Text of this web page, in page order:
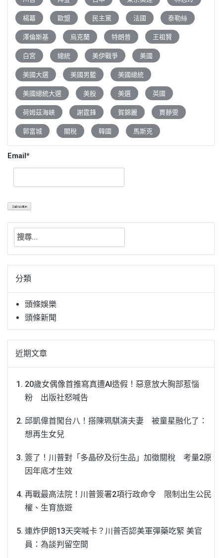
楊冪 歐盟 民主黨 法國 泰勒絲
澤倫斯基 烏克蘭 特朗普 王祖賢
白宮 總統 美伊戰爭 美國
美國大選 美國男籃 美國總統
美國總統大選 美股 美選 英國
荷姆茲海峽 謝霆鋒 賀錦麗 賈靜雯
郭富城 關稅 韓國 馬斯克
Email*
搜
關
字:分類
頭條娛樂
頭條新聞
近期文章
20歲女偶像首推寫真遭AI造假！惡意放大胸部惹惱
粉 出版社怒喊告
邱凱偉首闖台八！搭陳珮騏演夫妻 被童星融化了：
想再生女兒
簽了！川普對「多晶矽及衍生品」加徵關稅 考量2原
因年底才生效
再戰最高法院！川普簽署2項行政命令 限制出生公民
權、生育旅遊
連炸伊朗13天突喊卡？川普否認美軍彈藥吃緊 美官
員：為談判留空間